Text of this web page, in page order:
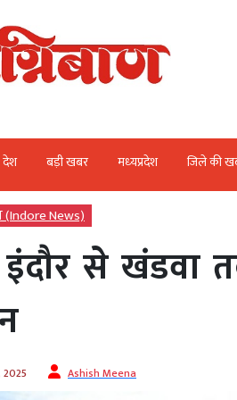
देश बड़ी खबर मध्‍यप्रदेश जिले की
(Indore News)
से खंडवा
2025 Ashish Meena